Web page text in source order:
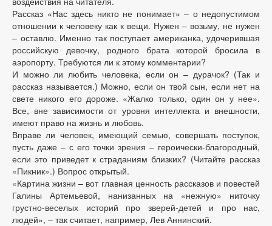
Рассказ «Нас здесь никто не понимает» – о недопустимом
отношении к человеку как к вещи. Нужен – возьму, не нужен
– оставлю. Именно так поступает американка, удочерившая
российскую девочку, родного брата которой бросила в
аэропорту. Требуются ли к этому комментарии?
И можно ли любить человека, если он – дурачок? (Так и
рассказ называется.) Можно, если он твой сын, если нет на
свете никого его дороже. «Жалко только, один он у нее».
Все, вне зависимости от уровня интеллекта и внешности,
имеют право на жизнь и любовь.
Вправе ли человек, имеющий семью, совершать поступок,
пусть даже – с его точки зрения – героически-благородный,
если это приведет к страданиям близких? (Читайте рассказ
«Пикник».) Вопрос открытый.
«Картина жизни – вот главная ценность рассказов и повестей
Галины Артемьевой, нанизанных на «нежную» ниточку
грустно-веселых историй про зверей-детей и про нас,
людей», – так считает, например, Лев Аннинский.